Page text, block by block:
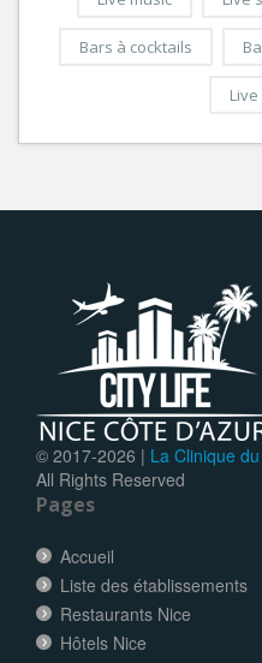
Bars à cocktails
© 2017-2026 | La Clinique
All Rights Reserved
Pages
Accueil
Liste des établissements
Restaurants Nice
Hôtels Nice